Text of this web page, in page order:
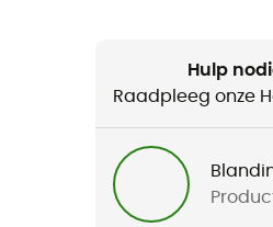
Hulp
Raadpleeg onze